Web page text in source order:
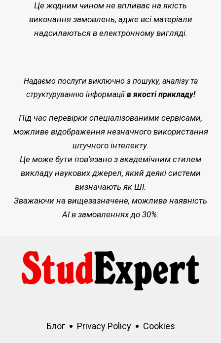
Це жодним чином не впливає на якість
виконання замовлень, адже всі матеріали
надсилаються в електронному вигляді.
Надаємо послуги виключно з пошуку, аналізу та
структуруванню інформаціїв якості прикладу!
Під час перевірки спеціалізованими сервісами,
можливе відображення незначного використання
штучного інтелекту.
Це може бути пов'язано з академічним стилем
викладу наукових джерел, який деякі системи
визначають як ШІ.
Зважаючи на вищезазначене, можлива наявність
AI в замовленнях до 30%.
Блог Privacy Policy Cookies